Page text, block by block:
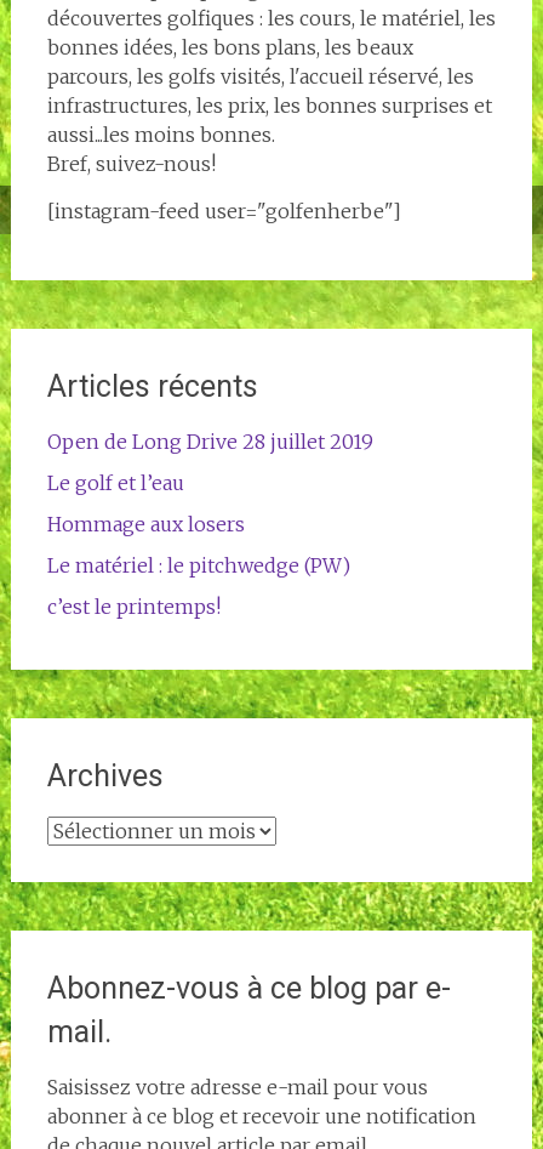
découvertes golfiques : les cours, le matériel, les
bonnes idées, les bons plans, les beaux
parcours, les golfs visités, l'accueil réservé, les
infrastructures, les prix, les bonnes surprises et
aussi...les moins bonnes.
Bref, suivez-nous!
[instagram-feed user="golfenherbe"]
Articles récents
Open de Long Drive 28 juillet 2019
Le golf et l’eau
Hommage aux losers
Le matériel : le pitchwedge (PW)
c’est le printemps!
Archives
Archives
Abonnez-vous à ce blog par e-
mail.
Saisissez votre adresse e-mail pour vous
abonner à ce blog et recevoir une notification